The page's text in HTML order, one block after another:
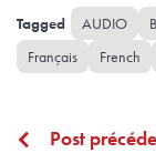
AUDIO
Français
French
Post